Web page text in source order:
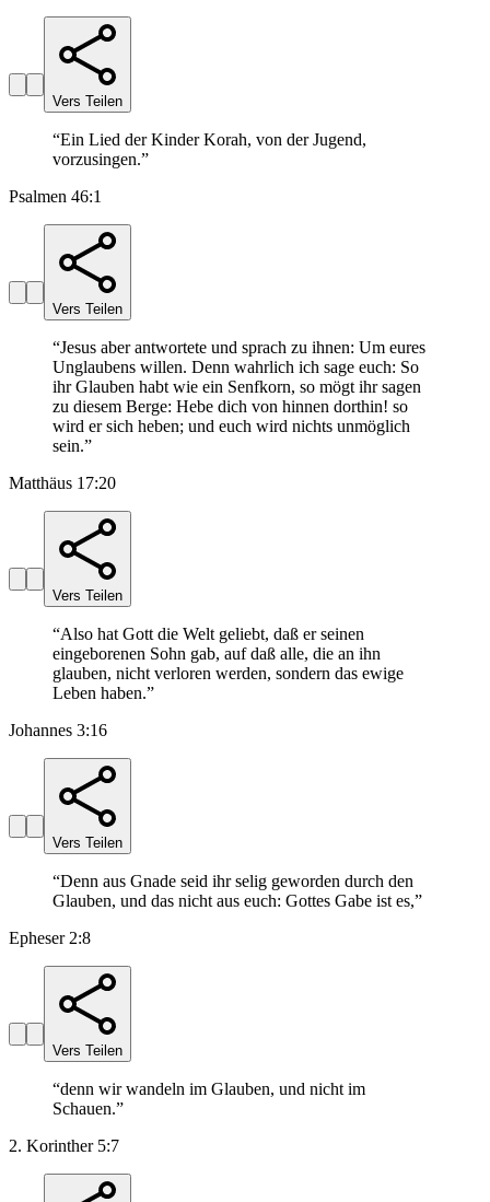
Vers Teilen
“Ein Lied der Kinder Korah, von der Jugend,
vorzusingen.”
Psalmen 46:1
Vers Teilen
“Jesus aber antwortete und sprach zu ihnen: Um eures
Unglaubens willen. Denn wahrlich ich sage euch: So
ihr Glauben habt wie ein Senfkorn, so mögt ihr sagen
zu diesem Berge: Hebe dich von hinnen dorthin! so
wird er sich heben; und euch wird nichts unmöglich
sein.”
Matthäus 17:20
Vers Teilen
“Also hat Gott die Welt geliebt, daß er seinen
eingeborenen Sohn gab, auf daß alle, die an ihn
glauben, nicht verloren werden, sondern das ewige
Leben haben.”
Johannes 3:16
Vers Teilen
“Denn aus Gnade seid ihr selig geworden durch den
Glauben, und das nicht aus euch: Gottes Gabe ist es,”
Epheser 2:8
Vers Teilen
“denn wir wandeln im Glauben, und nicht im
Schauen.”
2. Korinther 5:7